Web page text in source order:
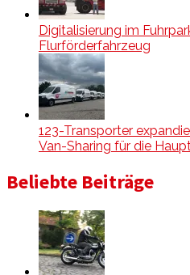
Digitalisierung im
Flurförderfahrzeug
123-Transporter
Van-Sharing für die
Beliebte Beiträge